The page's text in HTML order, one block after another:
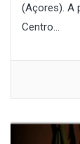
(Açores). A
Centro...